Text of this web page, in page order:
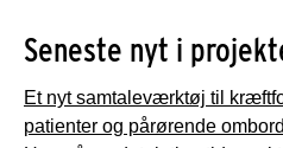
Seneste nyt i
Et nyt samtaleværktøj til
patienter og pårørende